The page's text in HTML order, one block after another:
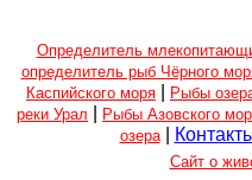
Определитель
определитель рыб Чёрного
Каспийского моря
Рыбы
реки Урал
Рыбы Азовского
озера|
Сайт о